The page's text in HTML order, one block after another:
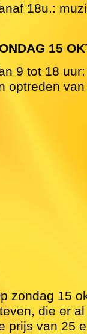
18u.:
15
9 tot 18 uur:
optreden
zondag 15
die er
prijs van 25